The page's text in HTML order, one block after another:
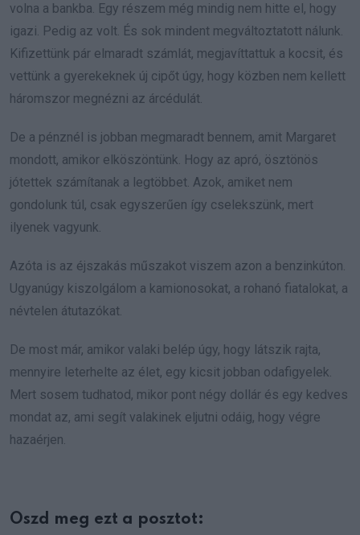
volna a bankba. Egy részem még mindig nem hitte el, hogy
igazi. Pedig az volt. És sok mindent megváltoztatott nálunk.
Kifizettünk pár elmaradt számlát, megjavíttattuk a kocsit, és
vettünk a gyerekeknek új cipőt úgy, hogy közben nem kellett
háromszor megnézni az árcédulát.
De a pénznél is jobban megmaradt bennem, amit Margaret
mondott, amikor elköszöntünk. Hogy az apró, ösztönös
jótettek számítanak a legtöbbet. Azok, amiket nem
gondolunk túl, csak egyszerűen így cselekszünk, mert
ilyenek vagyunk.
Azóta is az éjszakás műszakot viszem azon a benzinkúton.
Ugyanúgy kiszolgálom a kamionosokat, a rohanó fiatalokat, a
névtelen átutazókat.
De most már, amikor valaki belép úgy, hogy látszik rajta,
mennyire leterhelte az élet, egy kicsit jobban odafigyelek.
Mert sosem tudhatod, mikor pont négy dollár és egy kedves
mondat az, ami segít valakinek eljutni odáig, hogy végre
hazaérjen.
Oszd meg ezt a posztot: